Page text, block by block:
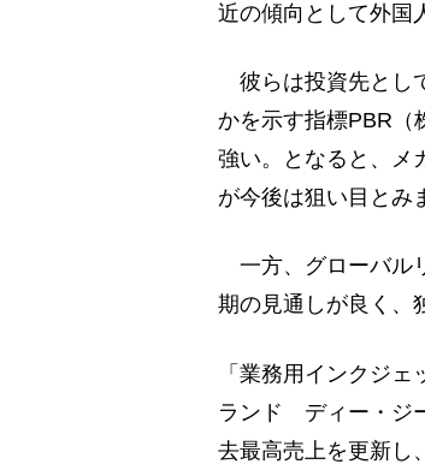
近の傾向として外国
彼らは投資先とし
かを示す指標PBR（
強い。となると、メ
が今後は狙い目とみ
一方、グローバル
期の見通しが良く、
「業務用インクジ
ランド ディー・ジ
去最高売上を更新し